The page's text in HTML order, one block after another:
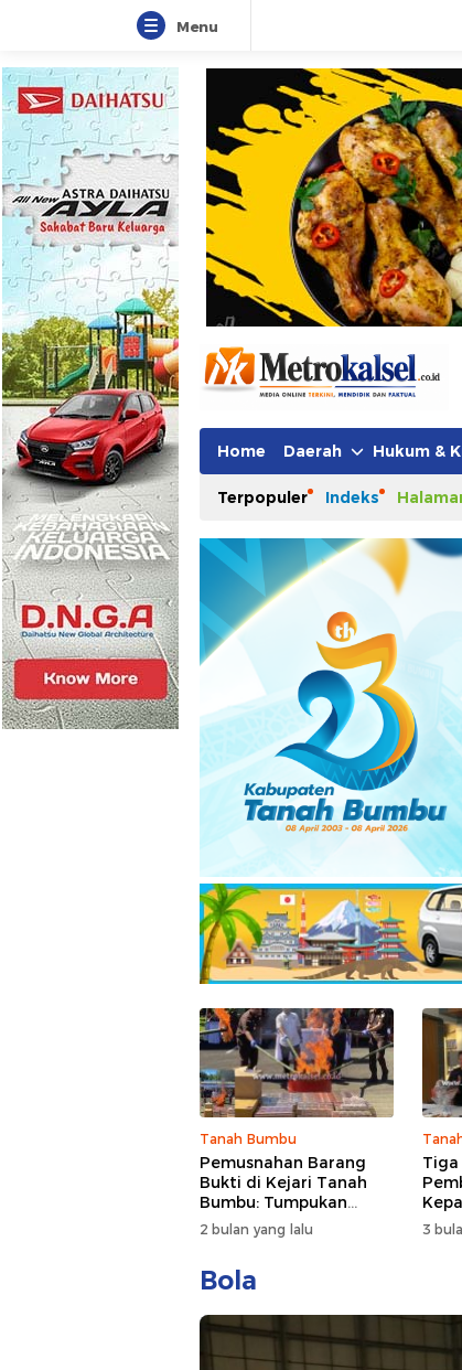
Menu
Home Daerah Hukum &
Terpopuler Indeks
Tanah Bumbu
Pemusnahan Barang
Bukti di Kejari Tanah
Bumbu: Tumpukan
Puluhan Ribu Kotak
Rokok Jadi Sorotan
2 bulan yang lalu
Tiga
AKP
3
Bola